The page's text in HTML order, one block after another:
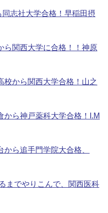
志社大学合格！早稲田摂
ら関西大学に合格！！神原
校から関西大学合格！山之
ら神戸薬科大学合格！I.M
ら追手門学院大合格、
までやりこんで、関西医科